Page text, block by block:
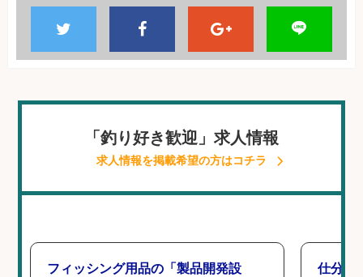
「釣り好き歓迎」求人情報
求人情報を掲載希望の方はコチラ
フィッシング用品の「製品開発設
仕分け